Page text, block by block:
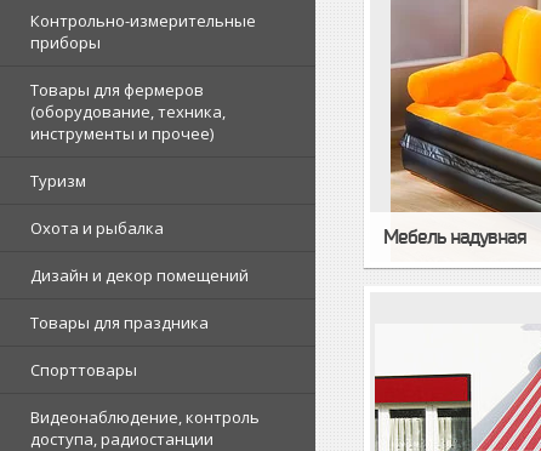
Контрольно-измерительные
приборы
Товары для фермеров
(оборудование, техника,
инструменты и прочее)
Туризм
Охота и рыбалка
Дизайн и декор помещений
Товары для праздника
Спорттовары
Видеонаблюдение, контроль
доступа, радиостанции
Мебель надувная